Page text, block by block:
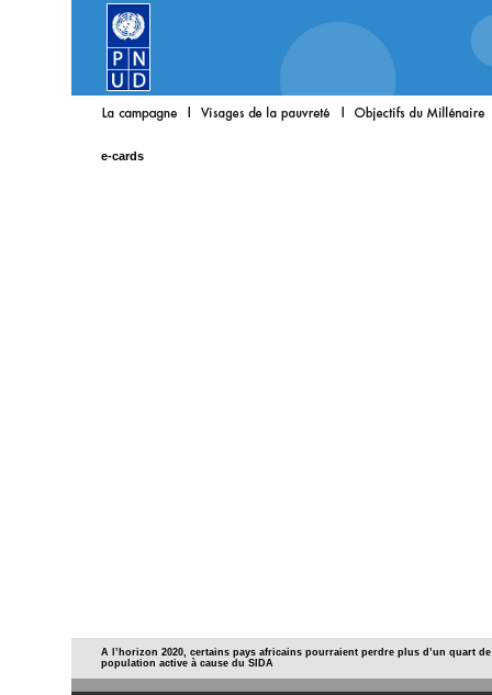
e-cards
A l’horizon 2020, certains pays africains pourraient perdre plus d’un quart
population active à cause du SIDA